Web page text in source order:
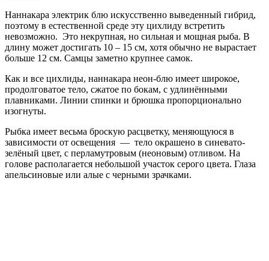
Наннакара электрик блю искусственно выведенный гибрид,
поэтому в естественной среде эту цихлиду встретить
невозможно. Это некрупная, но сильная и мощная рыба. В
длину может достигать 10 – 15 см, хотя обычно не вырастает
больше 12 см. Самцы заметно крупнее самок.
Как и все цихлиды, наннакара неон-блю имеет широкое,
продолговатое тело, сжатое по бокам, с удлинёнными
плавниками. Линии спинки и брюшка пропорционально
изогнуты.
Рыбка имеет весьма броскую расцветку, меняющуюся в
зависимости от освещения — тело окрашено в синевато-
зелёный цвет, с перламутровым (неоновым) отливом. На
голове располагается небольшой участок серого цвета. Глаза
апельсиновые или алые с черными зрачками.